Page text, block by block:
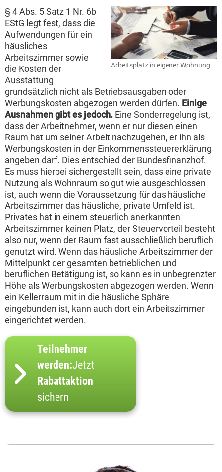
Arbeitsplatz in eigener Wohnung
§ 4 Abs. 5 Satz 1 Nr. 6b
EStG legt fest, dass die
Aufwendungen für ein
häusliches
Arbeitszimmer sowie
die Kosten der
Ausstattung
grundsätzlich nicht als Betriebsausgaben oder
Werbungskosten abgezogen werden dürfen. Einige
Ausnahmen gibt es jedoch. Eine Sonderregelung ist,
dass der Arbeitnehmer, wenn er nur diesen einen
Raum hat um seiner Arbeit nachzugehen, er ihn als
Werbungskosten in der Einkommenssteuererklärung
angeben darf. Dies entschied der Bundesfinanzhof.
Es muss hierbei sichergestellt sein, dass eine private
Nutzung als Wohnraum so gut wie ausgeschlossen
ist, auch wenn die Voraussetzung für das häusliche
Arbeitszimmer das häusliche, private Umfeld ist.
Privates hat in einem steuerlich anerkannten
Arbeitszimmer keinen Platz, der Steuervorteil besteht
also nur, wenn der Raum fast ausschließlich beruflich
genutzt wird. Wenn das häusliche Arbeitszimmer der
Mittelpunkt der gesamten betrieblichen und
beruflichen Betätigung ist, so kann es in unbegrenzter
Höhe als Werbungskosten abgezogen werden. Wenn
ein Kellerraum mit in die häusliche Sphäre
eingebunden ist, kann auch dort ein Arbeitszimmer
eingerichtet werden.
Teilnehmer
werden:Jetzt
Rabattaktion
sichern